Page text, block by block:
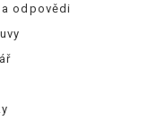
odpovědi